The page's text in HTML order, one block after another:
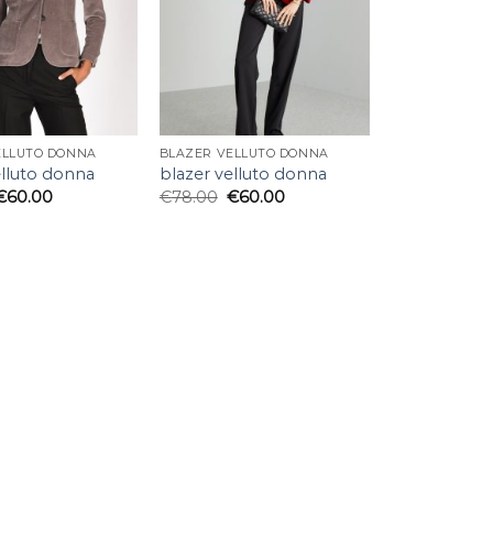
DONNA
donna
60.00
BLAZER VELLUTO DONNA
blazer velluto donna
€78.00 €60.00